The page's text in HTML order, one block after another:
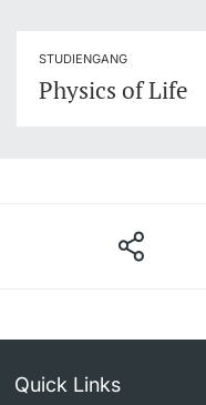
STUDIENGANG
Physics of Life
Quick Links